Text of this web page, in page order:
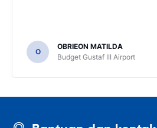
O
OBRIEON MATILDA
Budget Gustaf III Airport